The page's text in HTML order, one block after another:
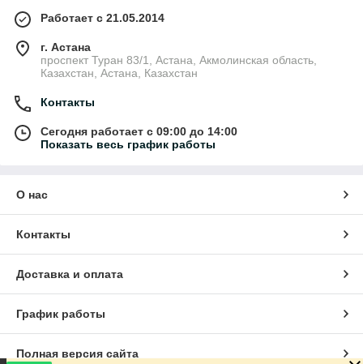
Работает с 21.05.2014
г. Астана
проспект Туран 83/1, Астана, Акмолинская область,
Казахстан, Астана, Казахстан
Контакты
Сегодня работает с 09:00 до 14:00
Показать весь график работы
О нас
Контакты
Доставка и оплата
График работы
Полная версия сайта